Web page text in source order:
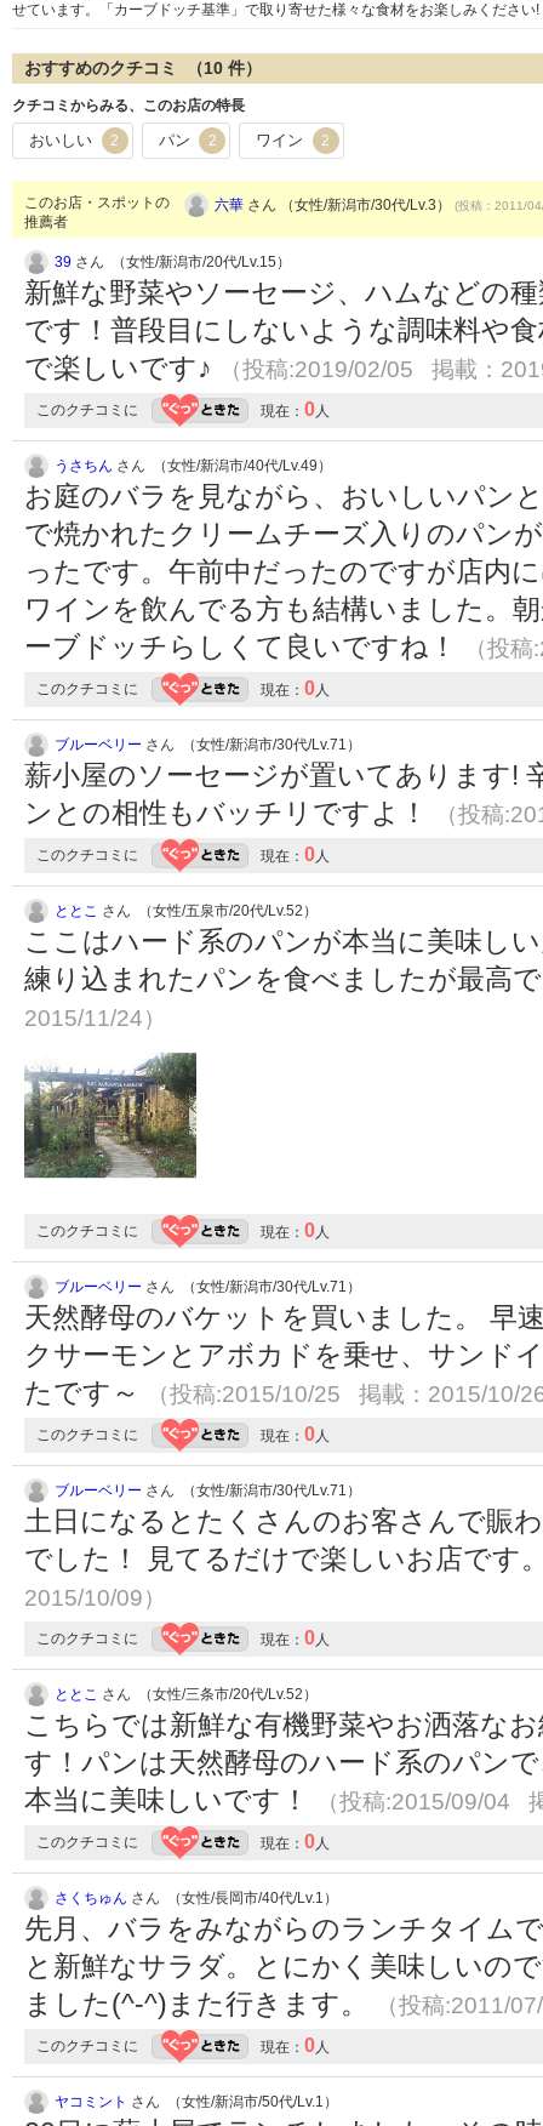
せています。「カーブドッチ基準」で取り寄せた様々な食材をお楽しみください!
おすすめのクチコミ （10 件）
クチコミからみる、このお店の特長
おいしい 2 パン 2 ワイン 2
このお店・スポットの
推薦者
六華 さん （女性/新潟市/30代/Lv.3） (投稿：2011/
39 さん （女性/新潟市/20代/Lv.15）
新鮮な野菜やソーセージ、ハムなどの
です！普段目にしないような調味料や
で楽しいです♪
（投稿:2019/02/05 掲載：
このクチコミに 現在： 0 人
うさちん さん （女性/新潟市/40代/Lv.49）
お庭のバラを見ながら、おいしいパン
で焼かれたクリームチーズ入りのパン
ったです。午前中だったのですが店内
ワインを飲んでる方も結構いました。
ーブドッチらしくて良いですね！
（投
このクチコミに 現在： 0 人
ブルーベリー さん （女性/新潟市/30代/Lv.71）
薪小屋のソーセージが置いてあります!
ンとの相性もバッチリですよ！
（投稿
このクチコミに 現在： 0 人
ととこ さん （女性/五泉市/20代/Lv.52）
ここはハード系のパンが本当に美味し
練り込まれたパンを食べましたが最高
2015/11/24）
このクチコミに 現在： 0 人
ブルーベリー さん （女性/新潟市/30代/Lv.71）
天然酵母のバケットを買いました。 早
クサーモンとアボカドを乗せ、サンド
たです～
（投稿:2015/10/25 掲載：2015/10/
このクチコミに 現在： 0 人
ブルーベリー さん （女性/新潟市/30代/Lv.71）
土日になるとたくさんのお客さんで賑
でした！ 見てるだけで楽しいお店です
2015/10/09）
このクチコミに 現在： 0 人
ととこ さん （女性/三条市/20代/Lv.52）
こちらでは新鮮な有機野菜やお洒落な
す！パンは天然酵母のハード系のパン
本当に美味しいです！
（投稿:2015/09/04
このクチコミに 現在： 0 人
さくちゅん さん （女性/長岡市/40代/Lv.1）
先月、バラをみながらのランチタイム
と新鮮なサラダ。とにかく美味しいの
ました(^-^)また行きます。
（投稿:2011/
このクチコミに 現在： 0 人
ヤコミント さん （女性/新潟市/50代/Lv.1）